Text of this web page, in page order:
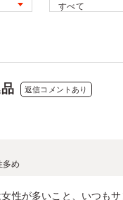
返信コメントあり
多め
性が多いこと、いつも